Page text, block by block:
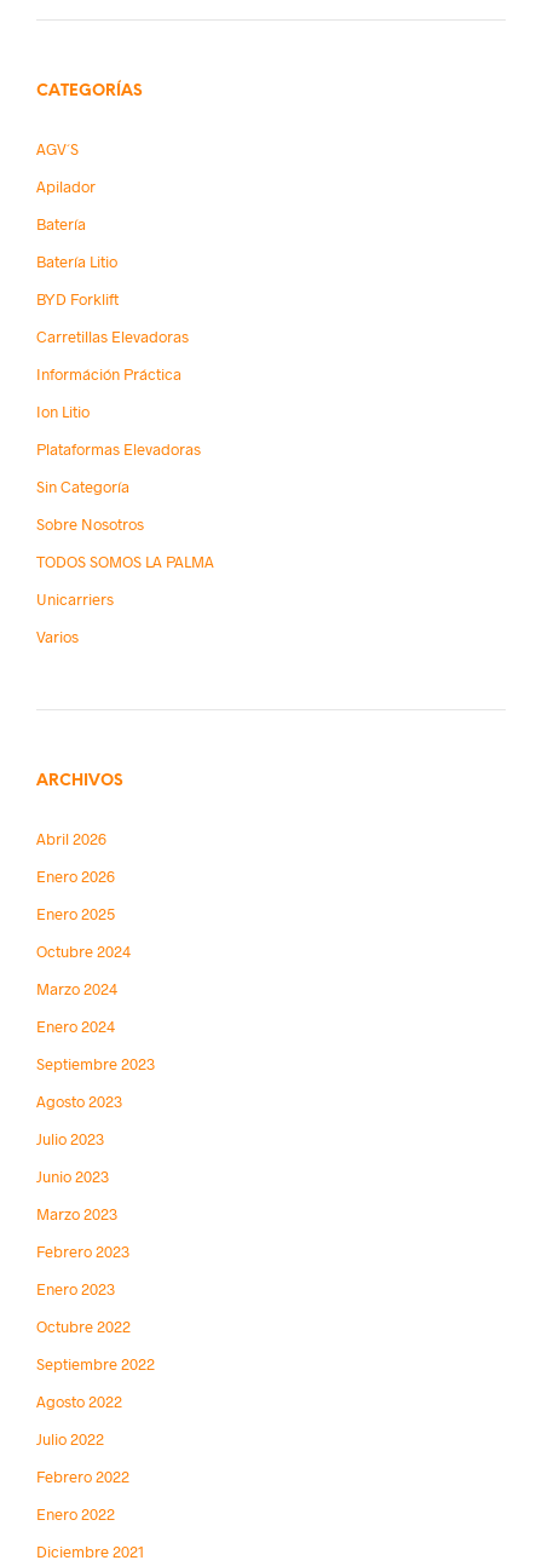
CATEGORÍAS
AGV´s
Apilador
Batería
Batería Litio
BYD Forklift
Carretillas Elevadoras
Információn Práctica
Ion Litio
Plataformas Elevadoras
Sin Categoría
Sobre Nosotros
TODOS SOMOS LA PALMA
Unicarriers
Varios
ARCHIVOS
Abril 2026
Enero 2026
Enero 2025
Octubre 2024
Marzo 2024
Enero 2024
Septiembre 2023
Agosto 2023
Julio 2023
Junio 2023
Marzo 2023
Febrero 2023
Enero 2023
Octubre 2022
Septiembre 2022
Agosto 2022
Julio 2022
Febrero 2022
Enero 2022
Diciembre 2021